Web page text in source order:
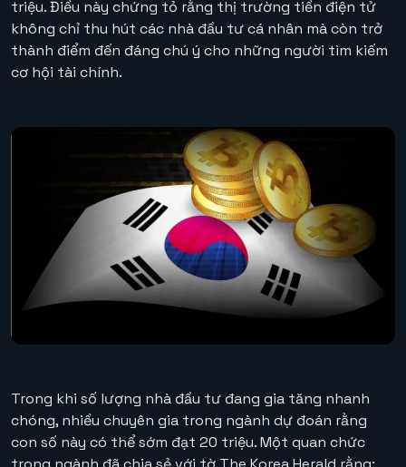
triệu. Điều này chứng tỏ rằng thị trường tiền điện tử
không chỉ thu hút các nhà đầu tư cá nhân mà còn trở
thành điểm đến đáng chú ý cho những người tìm kiếm
cơ hội tài chính.
Trong khi số lượng nhà đầu tư đang gia tăng nhanh
chóng, nhiều chuyên gia trong ngành dự đoán rằng
con số này có thể sớm đạt 20 triệu. Một quan chức